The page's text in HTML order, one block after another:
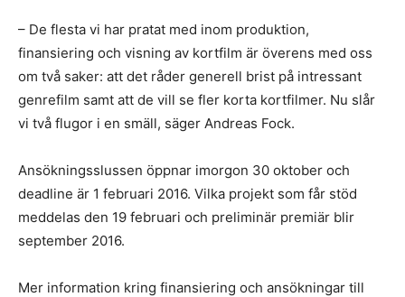
– De flesta vi har pratat med inom produktion,
finansiering och visning av kortfilm är överens med oss
om två saker: att det råder generell brist på intressant
genrefilm samt att de vill se fler korta kortfilmer. Nu slår
vi två flugor i en smäll, säger Andreas Fock.
Ansökningsslussen öppnar imorgon 30 oktober och
deadline är 1 februari 2016. Vilka projekt som får stöd
meddelas den 19 februari och preliminär premiär blir
september 2016.
Mer information kring finansiering och ansökningar till